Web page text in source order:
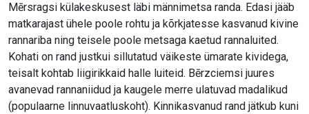
Mērsragsi külakeskusest läbi männimetsa randa. Edasi jääb
matkarajast ühele poole rohtu ja kõrkjatesse kasvanud kivine
rannariba ning teisele poole metsaga kaetud rannaluited.
Kohati on rand justkui sillutatud väikeste ümarate kividega,
teisalt kohtab liigirikkaid halle luiteid. Bērzciemsi juures
avanevad rannaniidud ja kaugele merre ulatuvad madalikud
(populaarne linnuvaatluskoht). Kinnikasvanud rand jätkub kuni